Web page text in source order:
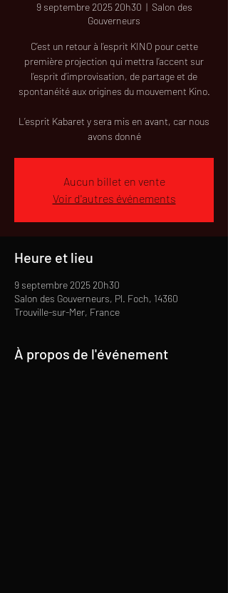
9 septembre 2025 20h30
  |
Salon des
Gouverneurs
C’est un retour à l’esprit KINO pour cette
première projection qui mettra l’accent sur
l’esprit d’improvisation, de partage et de
spontanéité aux origines du mouvement Kino.
L’esprit Kabaret y sera mis en avant, car nous
avons donné
Aucun billet en vente
Voir d'autres événements
Heure et lieu
9 septembre 2025 20h30
Salon des Gouverneurs, Pl. Foch, 14360
Trouville-sur-Mer, France
À propos de l'événement